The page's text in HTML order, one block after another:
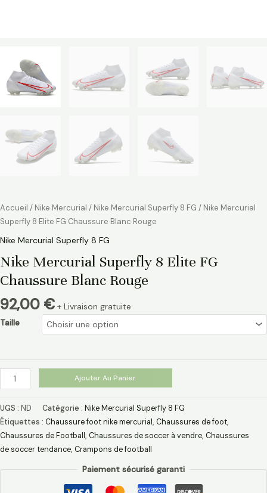
Accueil / Nike Mercurial / Nike Mercurial Superfly 8 FG / Nike Mercurial
Superfly 8 Elite FG Chaussure Blanc Rouge
Nike Mercurial Superfly 8 FG
Nike Mercurial Superfly 8 Elite FG
Chaussure Blanc Rouge
92,00 € + Livraison gratuite
Taille
Ajouter Au Panier
UGS : ND Catégorie : Nike Mercurial Superfly 8 FG
Étiquettes : Chaussure foot nike mercurial , Chaussures de foot,
Chaussures de Football , Chaussures de soccer à vendre, Chaussures
de soccer tendance, Crampons de football
Paiement sécurisé garanti